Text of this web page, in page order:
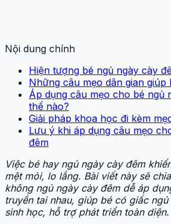
Nội dung chính
Hiện tượng bé ngủ ngày cày
Những câu mẹo dân gian giúp
Áp dụng câu mẹo cho bé ngủ
thế nào?
Giải pháp khoa học đi kèm
Lưu ý khi áp dụng câu mẹo
đêm
Việc bé hay ngủ ngày cày đêm
mệt mỏi, lo lắng. Bài viết này sẽ
không ngủ ngày cày đêm dễ áp
truyền tai nhau, giúp bé có giấc
sinh học, hỗ trợ phát triển toàn diện.